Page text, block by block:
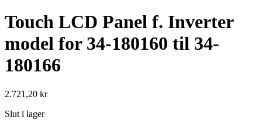
Touch LCD Panel f. Inverter
model for 34-180160 til 34-
180166
2.721,20 kr
Slut i lager